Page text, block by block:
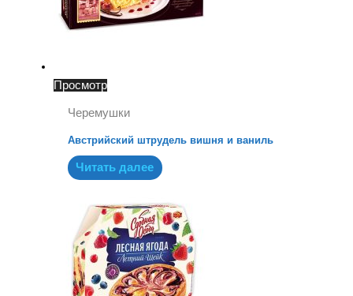
Просмотр
Черемушки
Австрийский штрудель вишня и ваниль
Читать далее